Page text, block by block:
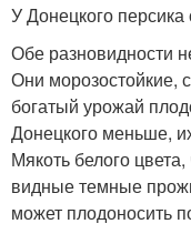
У Донецкого
Обе разновидности
Они морозостойкие,
богатый урожай
Донецкого меньше,
Мякоть белого цвета,
видные темные
может плодоносить